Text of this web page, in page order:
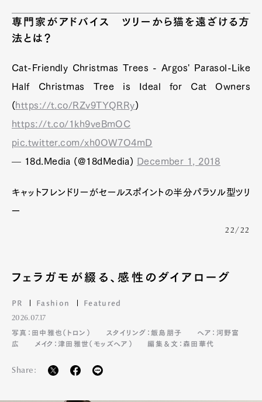
専門家がアドバイス ツリーから猫を遠ざける方
法とは？
Cat-Friendly Christmas Trees - Argos' Parasol-Like
Half Christmas Tree is Ideal for Cat Owners
(https://t.co/RZv9TYQRRy)
https://t.co/1kh9veBmOC
pic.twitter.com/xh0OW7O4mD
— 18d.Media (@18dMedia)
December 1, 2018
キャットフレンドリーがセールスポイントの半分パラソル型ツリ
ー
22/22
フェラガモが綴る、感性のダイアローグ
PR Fashion Featured
2026.07.17
写真：田中雅也（トロン）
スタイリング：飯島朋子
ヘア：河野富
広
メイク：津田雅世（モッズヘア） 編集＆文：森田華代
Share: